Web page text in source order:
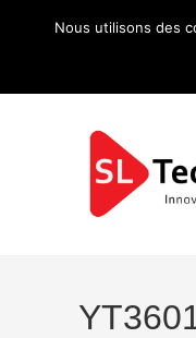
Nous utilisons des